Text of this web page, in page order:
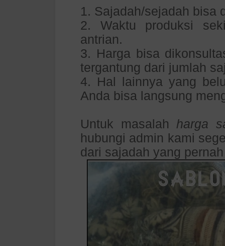
1. Sajadah/sejadah bisa
2. Waktu produksi
antrian.
3. Harga bisa
tergantung dari jumlah
4. Hal lainnya yang
Anda bisa langsung
Untuk masalah harga
hubungi admin kami
dari sajadah yang